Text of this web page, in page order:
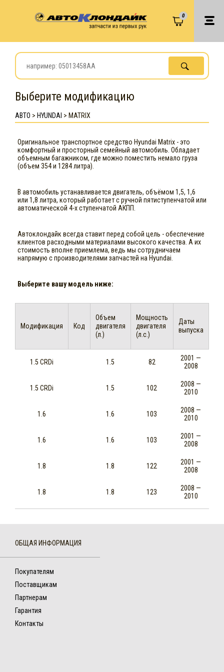
0
Выберите модификацию
АВТО > HYUNDAI > MATRIX
Оригинальное транспортное средство Hyundai Matrix - это
комфортный и просторный семейный автомобиль. Обладает
объемным багажником, где можно поместить немало груза
(объем 354 и 1284 литра).
В автомобиль устанавливается двигатель, объёмом 1,5, 1,6
или 1,8 литра, который работает с ручной пятиступенчатой или
автоматической 4-х ступенчатой АКПП.
Автоклондайк всегда ставит перед собой цель - обеспечение
клиентов расходными материалами высокого качества. А их
стоимость вполне приемлема, ведь мы сотрудничаем
напрямую с производителями запчастей на Hyundai.
Выберите вашу модель ниже:
Модификация Код
Объем
двигателя
(л.)
Мощность
двигателя
(л.с.)
Даты
выпуска
1.5 CRDi 1.5 82
2001 —
2008
1.5 CRDi 1.5 102
2008 —
2010
1.6 1.6 103
2008 —
2010
1.6 1.6 103
2001 —
2008
1.8 1.8 122
2001 —
2008
1.8 1.8 123
2008 —
2010
ОБЩАЯ ИНФОРМАЦИЯ
Покупателям
Поставщикам
Партнерам
Гарантия
Контакты